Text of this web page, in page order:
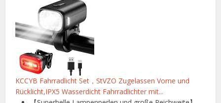
KCCYB Fahrradlicht Set，StVZO Zugelassen Vorne und
Rücklicht,IPX5 Wasserdicht Fahrradlichter mit...